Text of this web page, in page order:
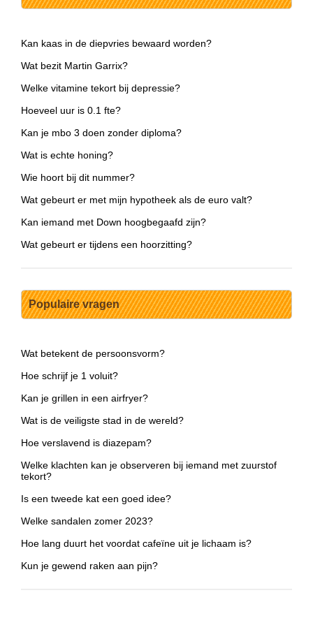
Kan kaas in de diepvries bewaard worden?
Wat bezit Martin Garrix?
Welke vitamine tekort bij depressie?
Hoeveel uur is 0.1 fte?
Kan je mbo 3 doen zonder diploma?
Wat is echte honing?
Wie hoort bij dit nummer?
Wat gebeurt er met mijn hypotheek als de euro valt?
Kan iemand met Down hoogbegaafd zijn?
Wat gebeurt er tijdens een hoorzitting?
Populaire vragen
Wat betekent de persoonsvorm?
Hoe schrijf je 1 voluit?
Kan je grillen in een airfryer?
Wat is de veiligste stad in de wereld?
Hoe verslavend is diazepam?
Welke klachten kan je observeren bij iemand met zuurstof
tekort?
Is een tweede kat een goed idee?
Welke sandalen zomer 2023?
Hoe lang duurt het voordat cafeïne uit je lichaam is?
Kun je gewend raken aan pijn?